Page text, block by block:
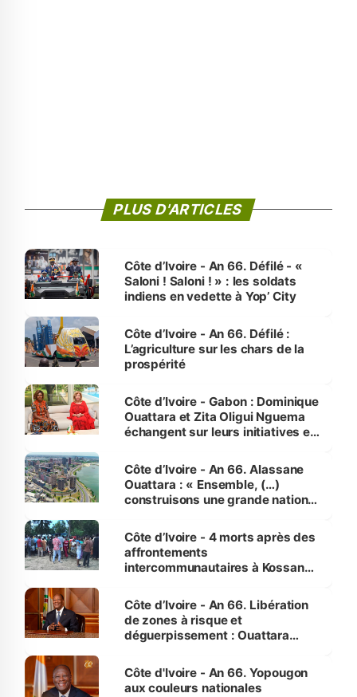
PLUS D'ARTICLES
Côte d’Ivoire - An 66. Défilé - «
Saloni ! Saloni ! » : les soldats
indiens en vedette à Yop’ City
Côte d’Ivoire - An 66. Défilé :
L’agriculture sur les chars de la
prospérité
Côte d’Ivoire - Gabon : Dominique
Ouattara et Zita Oligui Nguema
échangent sur leurs initiatives en
enfants
Côte d’Ivoire - An 66. Alassane
Ouattara : « Ensemble, (…)
construisons une grande nation
générations futures »
Côte d’Ivoire - 4 morts après des
affrontements
intercommunautaires à Kossandji
milieu des sinistrés
Côte d’Ivoire - An 66. Libération
de zones à risque et
déguerpissement : Ouattara
l'Etat de droit pour préserver les
vies humaines »
Côte d'Ivoire - An 66. Yopougon
aux couleurs nationales